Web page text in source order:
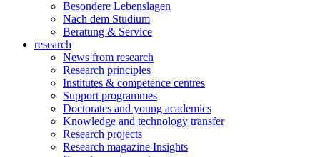
Besondere Lebenslagen
Nach dem Studium
Beratung & Service
research
News from research
Research principles
Institutes & competence centres
Support programmes
Doctorates and young academics
Knowledge and technology transfer
Research projects
Research magazine Insights